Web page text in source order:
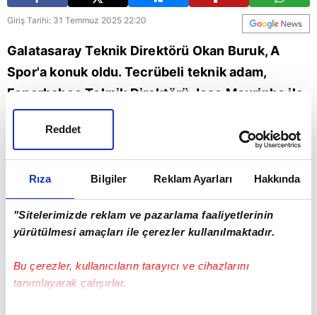
Rıza Bilgiler Reklam Ayarları Hakkında
"Sitelerimizde reklam ve pazarlama faaliyetlerinin
yürütülmesi amaçları ile çerezler kullanılmaktadır.
Bu çerezler, kullanıcıların tarayıcı ve cihazlarını
tanımlayarak çalışırlar.
Reddet
Giriş Tarihi: 31 Temmuz 2025 22:20
Galatasaray Teknik Direktörü Okan Buruk, A
Spor'a konuk oldu. Tecrübeli teknik adam,
Fenerbahçe Teknik Direktörü Jose Mourinho ile
ilgili dikkat çeken ifadeler kullandı.
Jose Mourinho Fenerbahçe Galatasaray
A Spor